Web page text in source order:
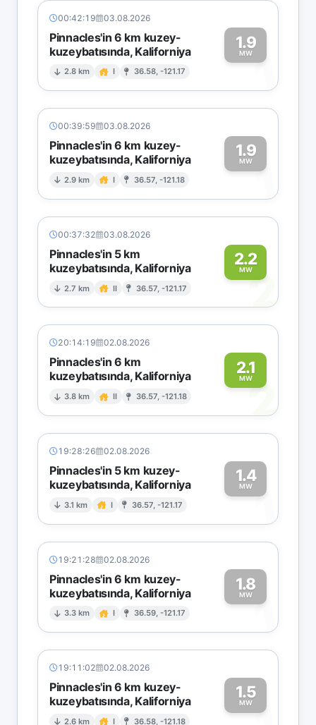
00:42:19 03.08.2026
Pinnacles'in 6 km kuzey-
kuzeybatısında, Kaliforniya
2.8 km I 36.58, -121.17
1.9
MW1
00:39:59 03.08.2026
Pinnacles'in 6 km kuzey-
kuzeybatısında, Kaliforniya
2.9 km I 36.57, -121.18
1.9
MW1
00:37:32 03.08.2026
Pinnacles'in 5 km
kuzeybatısında, Kaliforniya
2.7 km II 36.57, -121.17
2.2
MW2
20:14:19 02.08.2026
Pinnacles'in 6 km
kuzeybatısında, Kaliforniya
3.8 km II 36.57, -121.18
2.1
MW2
19:28:26 02.08.2026
Pinnacles'in 5 km kuzey-
kuzeybatısında, Kaliforniya
3.1 km I 36.57, -121.17
1.4
MW1
19:21:28 02.08.2026
Pinnacles'in 6 km kuzey-
kuzeybatısında, Kaliforniya
3.3 km I 36.59, -121.17
1.8
MW1
19:11:02 02.08.2026
Pinnacles'in 6 km kuzey-
kuzeybatısında, Kaliforniya
2.6 km I 36.58, -121.18
1.5
MW